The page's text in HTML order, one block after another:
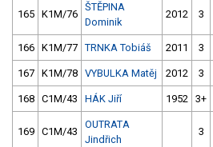
165 K1M/76
ŠTĚPINA
Dominik
2012 3
166 K1M/77 TRNKA Tobiáš 2011 3
167 K1M/78 VYBULKA Matěj 2012 3
168 C1M/43 HÁK Jiří 1952 3+
169 C1M/43
OUTRATA
Jindřich
3